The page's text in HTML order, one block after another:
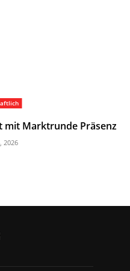
mit Marktrunde Präsenz
2026